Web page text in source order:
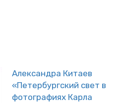
Александра Китаев
«Петербургский свет в
фотографиях Карла